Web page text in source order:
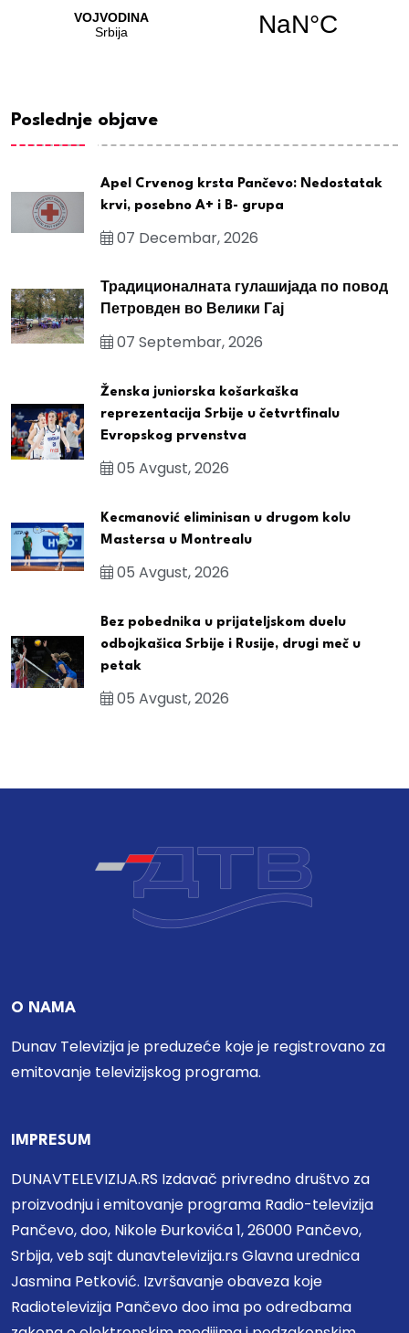
Poslednje objave
Apel Crvenog krsta Pančevo: Nedostatak
krvi, posebno A+ i B- grupa
07 Decembar, 2026
Традиционалната гулашијада по повод
Петровден во Велики Гај
07 Septembar, 2026
Ženska juniorska košarkaška
reprezentacija Srbije u četvrtfinalu
Evropskog prvenstva
05 Avgust, 2026
Kecmanović eliminisan u drugom kolu
Mastersa u Montrealu
05 Avgust, 2026
Bez pobednika u prijateljskom duelu
odbojkašica Srbije i Rusije, drugi meč u
petak
05 Avgust, 2026
O NAMA
Dunav Televizija je preduzeće koje je registrovano za
emitovanje televizijskog programa.
IMPRESUM
DUNAVTELEVIZIJA.RS Izdavač privredno društvo za
proizvodnju i emitovanje programa Radio-televizija
Pančevo, doo, Nikole Đurkovića 1, 26000 Pančevo,
Srbija, veb sajt dunavtelevizija.rs Glavna urednica
Jasmina Petković. Izvršavanje obaveza koje
Radiotelevizija Pančevo doo ima po odredbama